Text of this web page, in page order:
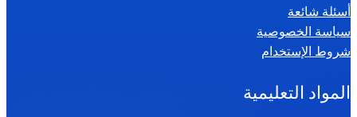
أسئلة شائعة
سياسة الخصوصية
شروط الإستخدام
المواد التعليمية